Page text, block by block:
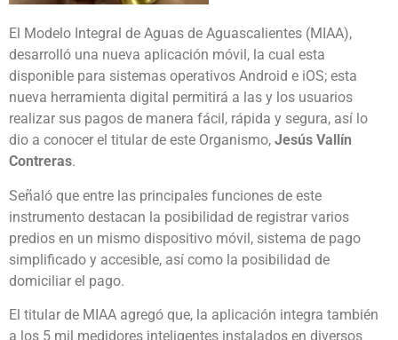
El Modelo Integral de Aguas de Aguascalientes (MIAA),
desarrolló una nueva aplicación móvil, la cual esta
disponible para sistemas operativos Android e iOS; esta
nueva herramienta digital permitirá a las y los usuarios
realizar sus pagos de manera fácil, rápida y segura, así lo
dio a conocer el titular de este Organismo, Jesús Vallín
Contreras.
Señaló que entre las principales funciones de este
instrumento destacan la posibilidad de registrar varios
predios en un mismo dispositivo móvil, sistema de pago
simplificado y accesible, así como la posibilidad de
domiciliar el pago.
El titular de MIAA agregó que, la aplicación integra también
a los 5 mil medidores inteligentes instalados en diversos